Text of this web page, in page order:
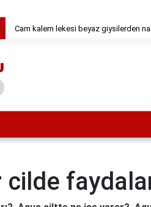
Cam kalem lekesi beyaz giysilerden